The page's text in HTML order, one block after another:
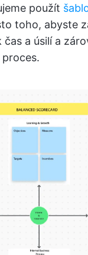
použít
toho, abyste
a úsilí a